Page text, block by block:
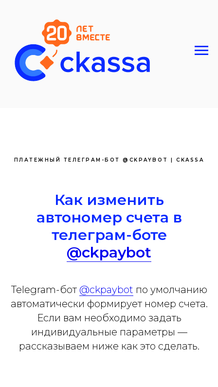
ПЛАТЕЖНЫЙ ТЕЛЕГРАМ-БОТ @CKPAYBOT | CKASSA
Как изменить
автономер счета в
телеграм-боте
@ckpaybot
Telegram-бот @ckpaybot по умолчанию
автоматически формирует номер счета.
Если вам необходимо задать
индивидуальные параметры —
рассказываем ниже как это сделать.